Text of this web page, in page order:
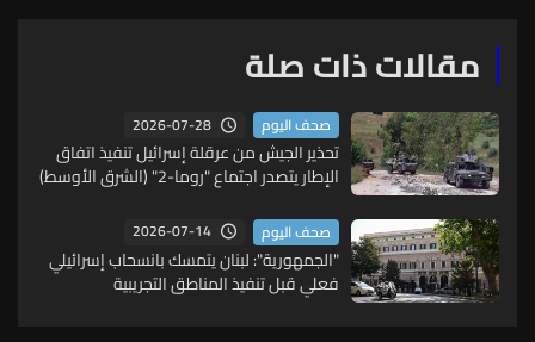
مقالات ذات صلة
صحف اليوم 2026-07-28
تحذير الجيش من عرقلة إسرائيل تنفيذ اتفاق
الإطار يتصدر اجتماع "روما-2" (الشرق الأوسط)
صحف اليوم 2026-07-14
"الجمهورية": لبنان يتمسك بانسحاب إسرائيلي
فعلي قبل تنفيذ المناطق التجريبية